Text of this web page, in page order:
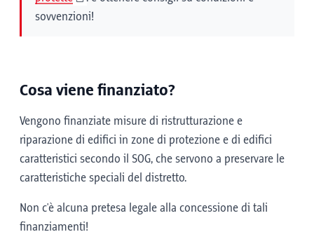
sovvenzioni!
Cosa viene finanziato?
Vengono finanziate misure di ristrutturazione e
riparazione di edifici in zone di protezione e di edifici
caratteristici secondo il SOG, che servono a preservare le
caratteristiche speciali del distretto.
Non c'è alcuna pretesa legale alla concessione di tali
finanziamenti!